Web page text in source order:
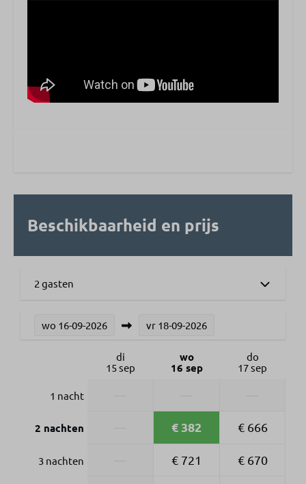
Beschikbaarheid en prijs
2 gasten
wo 16-09-2026 vr 18-09-2026
di
15 sep
wo
16 sep
do
17 sep
1 nacht
2 nachten € 382 € 666
3 nachten € 721 € 670